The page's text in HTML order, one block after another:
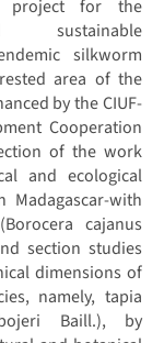
project for the
sustainable
silkworm
area of the
by the CIUF-
Cooperation
of the work
and ecological
with
cajanus
section studies
dimensions of
namely, tapia
Baill.), by